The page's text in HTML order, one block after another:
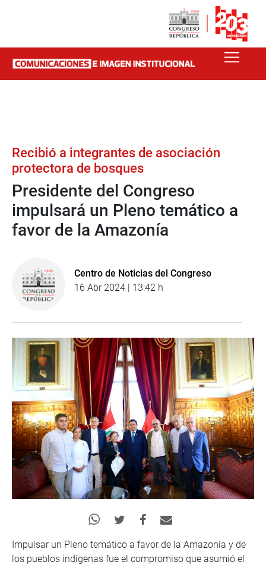
Recibió a integrantes de asociación
protectora de bosques
Presidente del Congreso
impulsará un Pleno temático a
favor de la Amazonía
Centro de Noticias del Congreso
16 Abr 2024 | 13:42 h
Impulsar un Pleno temático a favor de la Amazonía y de
los pueblos indígenas fue el compromiso que asumió el